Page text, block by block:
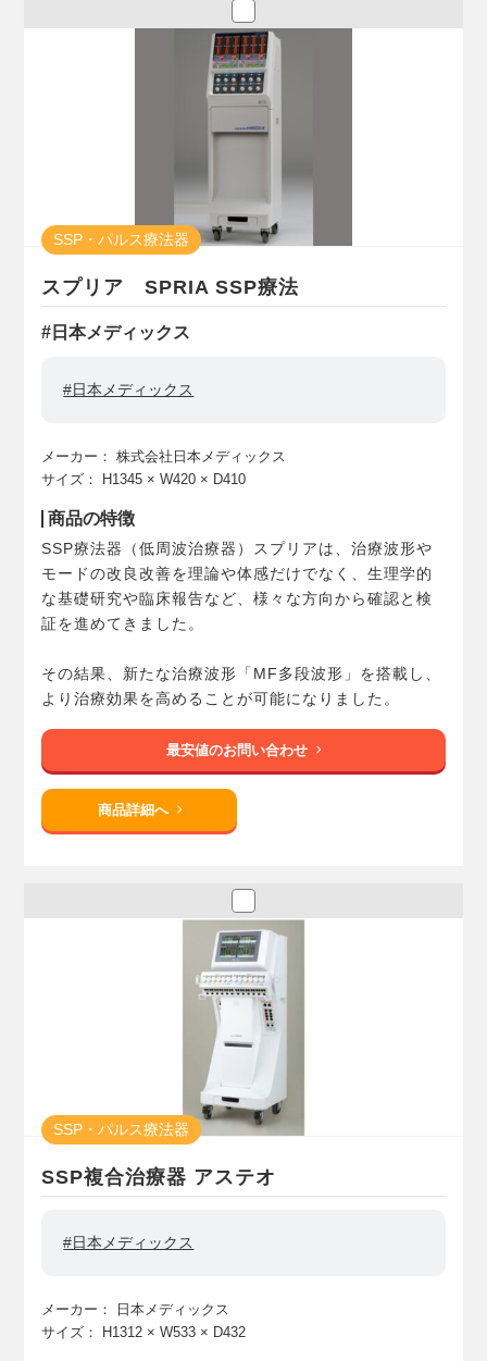
SSP・パルス療法器
スプリア SPRIA SSP療法
#日本メディックス
#日本メディックス
メーカー：
株式会社日本メディックス
サイズ：
H1345 × W420 × D410
商品の特徴
SSP療法器（低周波治療器）スプリアは、治療波形や
モードの改良改善を理論や体感だけでなく、生理学的
な基礎研究や臨床報告など、様々な方向から確認と検
証を進めてきました。
その結果、新たな治療波形「MF多段波形」を搭載し、
より治療効果を高めることが可能になりました。
最安値のお問い合わせ
商品詳細へ
SSP・パルス療法器
SSP複合治療器 アステオ
#日本メディックス
メーカー：
日本メディックス
サイズ：
H1312 × W533 × D432